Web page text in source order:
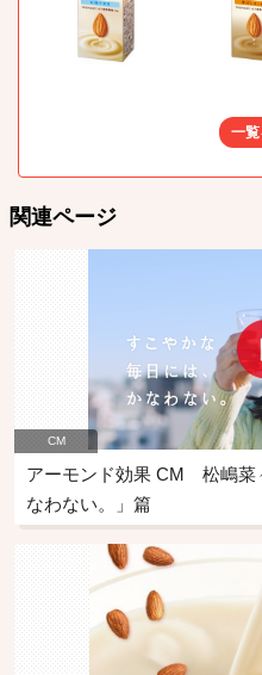
一覧
関連ページ
CM
アーモンド効果 CM 松嶋菜
なわない。」篇